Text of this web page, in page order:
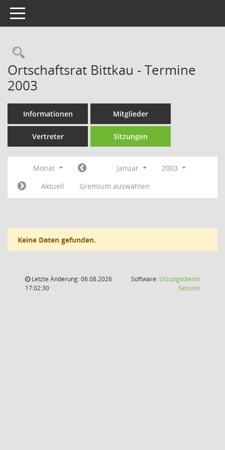
Toggle navigation
Rechercheauswahl
Ortschaftsrat Bittkau - Termine
2003
Informationen Mitglieder
Vertreter Sitzungen
Monat Januar
2003
Aktuell
Gremium auswählen
Keine Daten gefunden.
Letzte Änderung: 06.08.2026
17:02:30
Software:Sitzungsdienst
Session(Wird in